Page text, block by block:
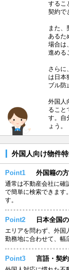
するこ
契約で
また、
あるた
場合は
進める
さらに
は日本
ブル防
外国人
ること
す。自
ょう。
外国人向け物件
Point1 外国籍の
通常は不動産会社に確
で簡単に検索できます
す。
Point2 日本全国
エリアを問わず、外国
勤務地に合わせて、幅
Point3 言語・契